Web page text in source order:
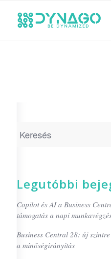
Legutóbbi
Copilot és AI a Business
támogatás a napi
Business Central 28: új
a minőségirányítás